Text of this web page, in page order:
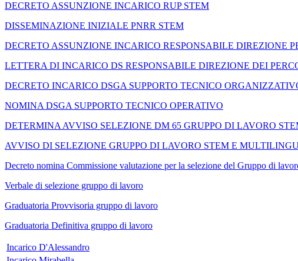
DECRETO ASSUNZIONE INCARICO RUP STEM
DISSEMINAZIONE INIZIALE PNRR STEM
DECRETO ASSUNZIONE INCARICO RESPONSABILE DIREZIONE
LETTERA DI INCARICO DS RESPONSABILE DIREZIONE DEI
DECRETO INCARICO DSGA SUPPORTO TECNICO
NOMINA DSGA SUPPORTO TECNICO OPERATIVO
DETERMINA AVVISO SELEZIONE DM 65 GRUPPO DI LAVORO
AVVISO DI SELEZIONE GRUPPO DI LAVORO STEM E
Decreto nomina Commissione valutazione per la selezione del Gruppo di
Verbale di selezione gruppo di lavoro
Graduatoria Provvisoria gruppo di lavoro
Graduatoria Definitiva gruppo di lavoro
Incarico D'Alessandro